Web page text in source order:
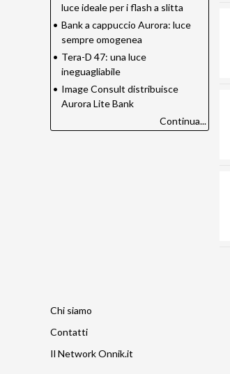
luce ideale per i flash a slitta
• Bank a cappuccio Aurora: luce
sempre omogenea
• Tera-D 47: una luce
ineguagliabile
• Image Consult distribuisce
Aurora Lite Bank
Continua...
Chi siamo
Contatti
Il Network Onnik.it